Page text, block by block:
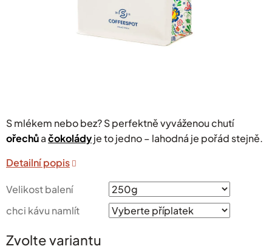
Zvolte variantu
Velikost balení
chci kávu namlít
S mlékem nebo bez? S perfektně vyváženou chutí
ořechůačokoládyje to jedno – lahodná je pořád stejně.